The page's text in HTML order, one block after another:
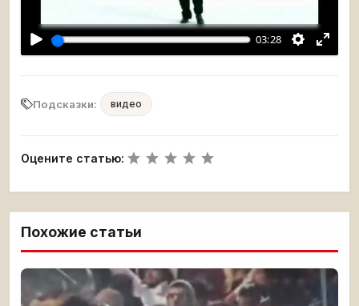
03:28
Подсказки: видео
Оцените статью:
Похожие статьи